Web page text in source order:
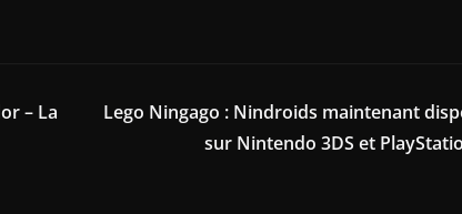
– La
Lego Ningago : Nindroids maintenant
sur Nintendo 3DS et